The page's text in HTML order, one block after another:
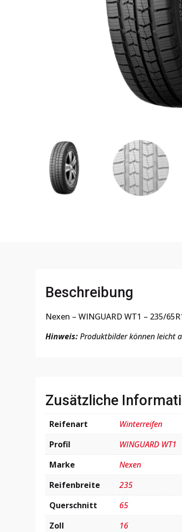
Beschreibung
Nexen – WINGUARD WT1 – 235/
Hinweis:Produktbilder können leicht
Zusätzliche
Reifenart
Winterreifen
Profil
WINGUARD WT1
Marke
Nexen
Reifenbreite
235
Querschnitt
65
Zoll
16